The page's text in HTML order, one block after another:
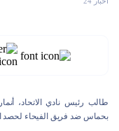
طالب رئيس نادي الاتحاد،
بحماس ضد فريق الفيحاء لحصد